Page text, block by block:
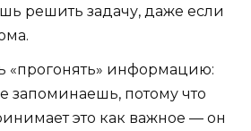
решить задачу, даже если
«прогонять» информацию:
запоминаешь, потому что
это как важное — он